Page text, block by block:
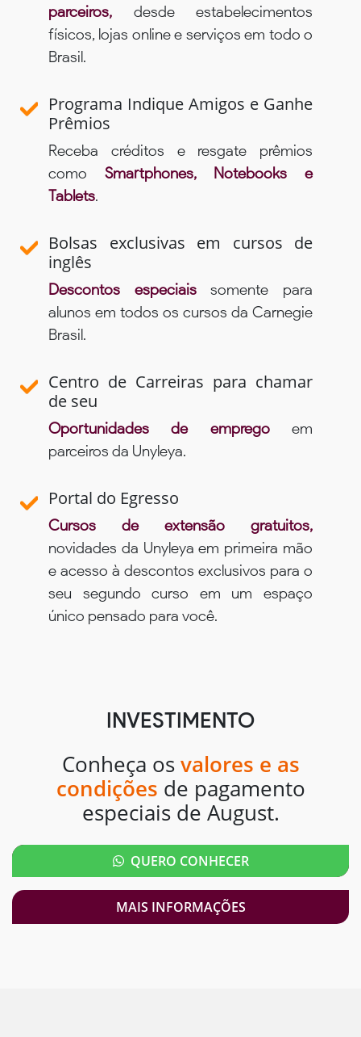
parceiros, desde estabelecimentos
físicos, lojas online e serviços em todo o
Brasil.
Programa Indique Amigos e Ganhe
Prêmios
Receba créditos e resgate prêmios
como Smartphones, Notebooks e
Tablets.
Bolsas exclusivas em cursos de
inglês
Descontos especiaissomente para
alunos em todos os cursos da Carnegie
Brasil.
Centro de Carreiras para chamar
de seu
Oportunidades de empregoem
parceiros da Unyleya.
Portal do Egresso
Cursos de extensão gratuitos,
novidades da Unyleya em primeira mão
e acesso à descontos exclusivos para o
seu segundo curso em um espaço
único pensado para você.
INVESTIMENTO
Conheça os valores e as
condições de pagamento
especiais de August.
QUERO CONHECER
MAIS INFORMAÇÕES